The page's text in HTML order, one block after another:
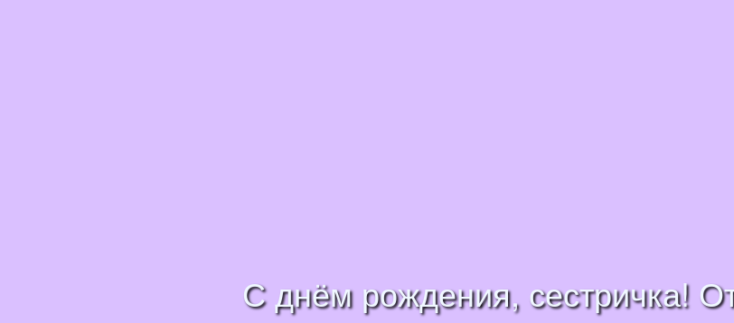
С днём рождения, сестричка!